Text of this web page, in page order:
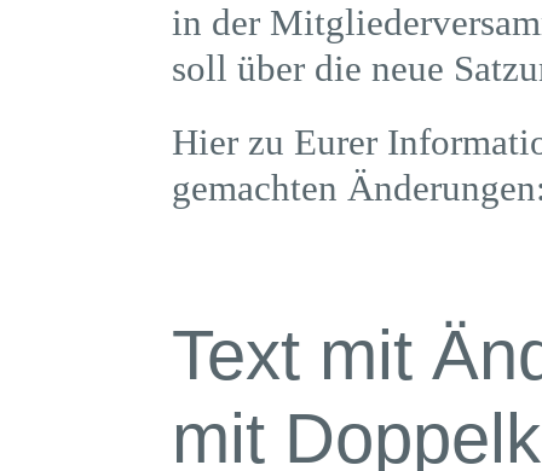
in der
soll über die neue
Hier zu Eurer
gemachten
Text mit
mit